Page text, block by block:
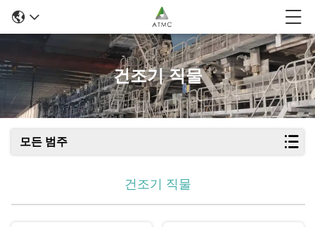
건조기 직물
모든 범주
건조기 직물